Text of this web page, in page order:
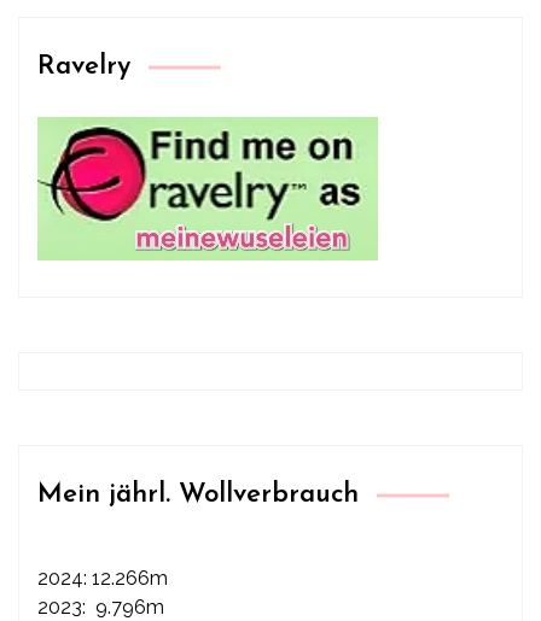
Ravelry
Mein jährl. Wollverbrauch
2024: 12.266m
2023: 9.796m